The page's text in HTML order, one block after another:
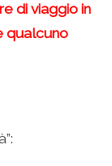
di viaggio in
qualcuno